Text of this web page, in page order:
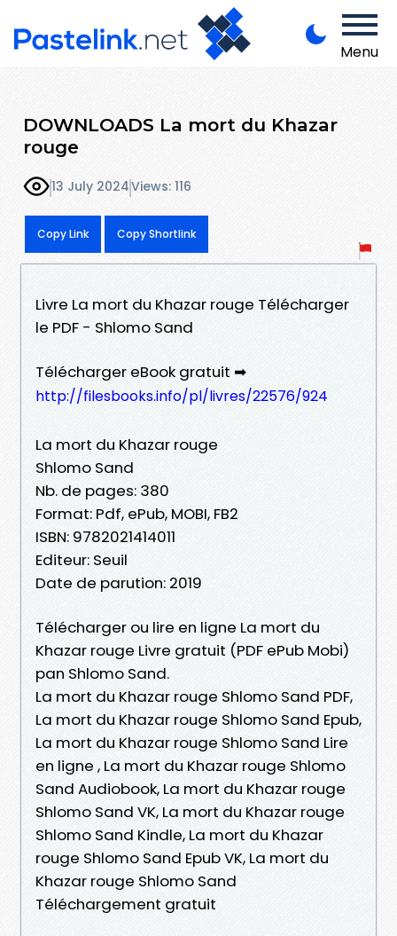
Menu
DOWNLOADS La mort du Khazar
rouge
13 July 2024Views: 116
Copy Link Copy Shortlink
Livre La mort du Khazar rouge Télécharger
le PDF - Shlomo Sand
Télécharger eBook gratuit ➡
http://filesbooks.info/pl/livres/22576/924
La mort du Khazar rouge
Shlomo Sand
Nb. de pages: 380
Format: Pdf, ePub, MOBI, FB2
ISBN: 9782021414011
Editeur: Seuil
Date de parution: 2019
Télécharger ou lire en ligne La mort du
Khazar rouge Livre gratuit (PDF ePub Mobi)
pan Shlomo Sand.
La mort du Khazar rouge Shlomo Sand PDF,
La mort du Khazar rouge Shlomo Sand Epub,
La mort du Khazar rouge Shlomo Sand Lire
en ligne , La mort du Khazar rouge Shlomo
Sand Audiobook, La mort du Khazar rouge
Shlomo Sand VK, La mort du Khazar rouge
Shlomo Sand Kindle, La mort du Khazar
rouge Shlomo Sand Epub VK, La mort du
Khazar rouge Shlomo Sand
Téléchargement gratuit